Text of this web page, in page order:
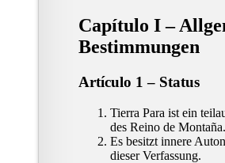
Capítulo I –
Bestimmungen
Artículo 1 – Status
Tierra Para ist ein
des Reino de Montaña.
Es besitzt innere
dieser Verfassung.